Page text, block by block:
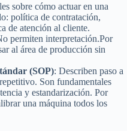
sobre cómo actuar en una
política de contratación,
de atención al cliente.
permiten interpretación.Por
al área de producción sin
(SOP): Describen paso a
Son fundamentales
y estandarización. Por
una máquina todos los